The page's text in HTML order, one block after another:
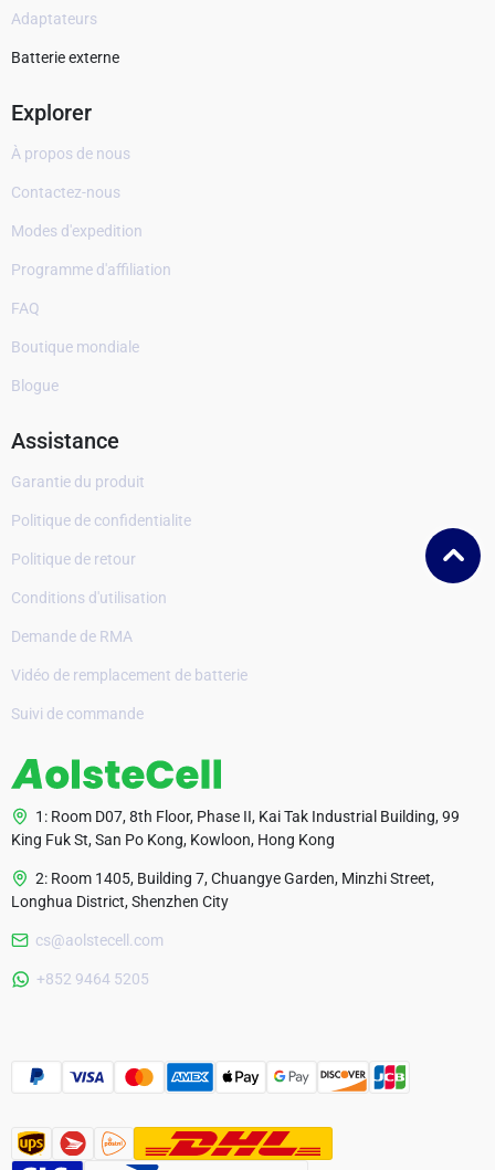
Adaptateurs
Batterie externe
Explorer
À propos de nous
Contactez-nous
Modes d'expedition
Programme d'affiliation
FAQ
Boutique mondiale
Blogue
Assistance
Garantie du produit
Politique de confidentialite
Politique de retour
Conditions d'utilisation
Demande de RMA
Vidéo de remplacement de batterie
Suivi de commande
1: Room D07, 8th Floor, Phase II, Kai Tak Industrial Building, 99
King Fuk St, San Po Kong, Kowloon, Hong Kong
2: Room 1405, Building 7, Chuangye Garden, Minzhi Street,
Longhua District, Shenzhen City
cs@aolstecell.com
+852 9464 5205
Czech Republic